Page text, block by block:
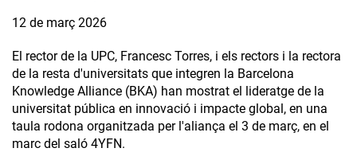
12 de març 2026
El rector de la UPC, Francesc Torres, i els rectors i la rectora
de la resta d'universitats que integren la Barcelona
Knowledge Alliance (BKA) han mostrat el lideratge de la
universitat pública en innovació i impacte global, en una
taula rodona organitzada per l'aliança el 3 de març, en el
marc del saló 4YFN.